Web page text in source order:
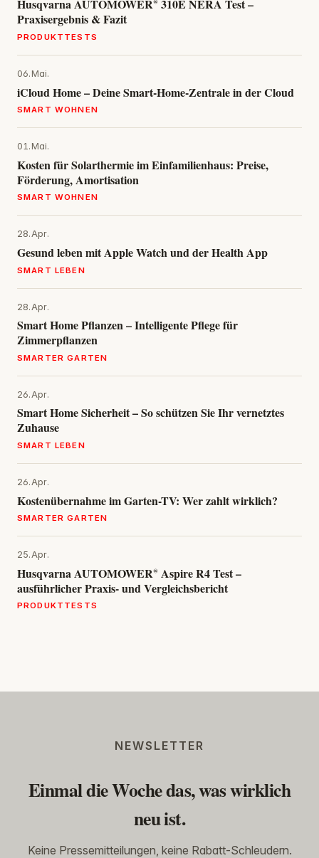
Husqvarna AUTOMOWER® 310E NERA Test –
Praxisergebnis & Fazit
PRODUKTTESTS
06.Mai.
iCloud Home – Deine Smart‑Home‑Zentrale in der Cloud
SMART WOHNEN
01.Mai.
Kosten für Solarthermie im Einfamilienhaus: Preise,
Förderung, Amortisation
SMART WOHNEN
28.Apr.
Gesund leben mit Apple Watch und der Health App
SMART LEBEN
28.Apr.
Smart Home Pflanzen – Intelligente Pflege für
Zimmerpflanzen
SMARTER GARTEN
26.Apr.
Smart Home Sicherheit – So schützen Sie Ihr vernetztes
Zuhause
SMART LEBEN
26.Apr.
Kostenübernahme im Garten-TV: Wer zahlt wirklich?
SMARTER GARTEN
25.Apr.
Husqvarna AUTOMOWER® Aspire R4 Test –
ausführlicher Praxis- und Vergleichsbericht
PRODUKTTESTS
NEWSLETTER
Einmal die Woche das, was wirklich
neu ist.
Keine Pressemitteilungen, keine Rabatt-Schleudern.